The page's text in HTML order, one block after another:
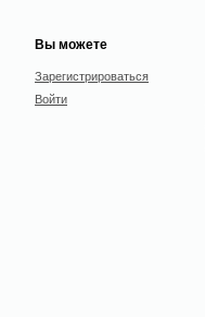
Вы можете
Зарегистрироваться
Войти